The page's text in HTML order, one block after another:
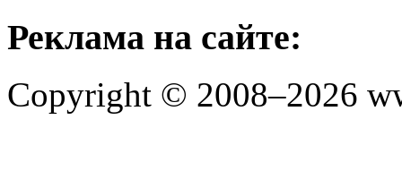
Реклама на сайте:
Copyright © 2008–2026